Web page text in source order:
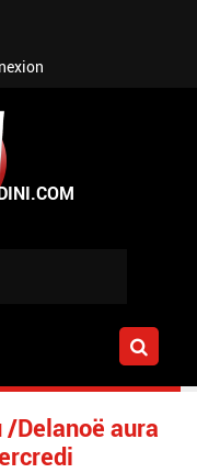
Delanoë aura